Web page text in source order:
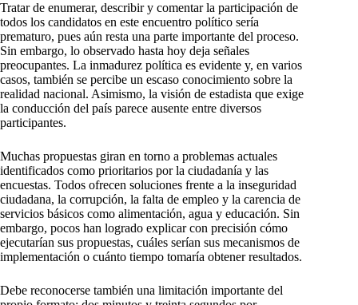
Tratar de enumerar, describir y comentar la participación de
todos los candidatos en este encuentro político sería
prematuro, pues aún resta una parte importante del proceso.
Sin embargo, lo observado hasta hoy deja señales
preocupantes. La inmadurez política es evidente y, en varios
casos, también se percibe un escaso conocimiento sobre la
realidad nacional. Asimismo, la visión de estadista que exige
la conducción del país parece ausente entre diversos
participantes.
Muchas propuestas giran en torno a problemas actuales
identificados como prioritarios por la ciudadanía y las
encuestas. Todos ofrecen soluciones frente a la inseguridad
ciudadana, la corrupción, la falta de empleo y la carencia de
servicios básicos como alimentación, agua y educación. Sin
embargo, pocos han logrado explicar con precisión cómo
ejecutarían sus propuestas, cuáles serían sus mecanismos de
implementación o cuánto tiempo tomaría obtener resultados.
Debe reconocerse también una limitación importante del